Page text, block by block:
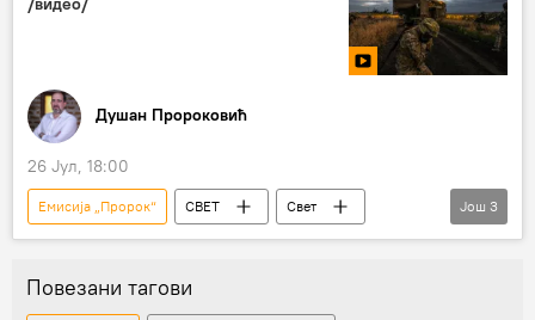
Душан Пророковић
26 Јул, 18:00
Емисија „Пророк“ СВЕТ
Свет
Свет – политика
Русија
Коментари и Аналитика
Још 3
Повезани тагови